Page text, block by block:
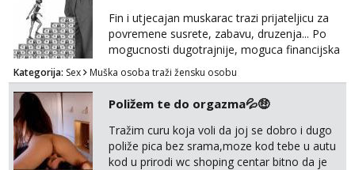
Fin i utjecajan muskarac trazi prijateljicu za
povremene susrete, zabavu, druzenja... Po
mogucnosti dugotrajnije, moguca financijska
potpora!
Kategorija: Sex Muška osoba traži žensku osobu
Poližem te do orgazma💦🤑
Tražim curu koja voli da joj se dobro i dugo
poliže pica bez srama,moze kod tebe u autu
kod u prirodi wc shoping centar bitno da je